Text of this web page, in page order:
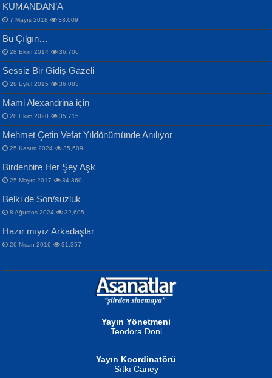
İPEK ACAR SERT
Gazze’nin Şecaati, Ümmetin İmtihanı...
MAHMUT GÜRBÜZ
İbrahim Olmak ve Bitirebilmek...
NURAN KÖSE BAYDAR
Selahattin Yıldız
İdrakimle Üşürken...
Songül Özel
Mahzen...
Ben Deniz Değilim ki...
ERDEM BAYAZIT
Sana, Bana, Vatanıma, Ülkemin
İnsanlarına Dair...
NAZIM HİKMET RAN
Bir Cezaevinde, Tecritteki Adamın
Mektupları...
KUMANDAN’A
7 Mayıs 2018 38,009
Bu Çılgın…
28 Ekim 2014 36,706
Sessiz Bir Gidiş Gazeli
28 Eylül 2015 36,083
Mami Alexandrina için
28 Ekim 2020 35,715
Mehmet Çetin Vefat Yıldönümünde Anılıyor
25 Kasım 2024 35,609
Birdenbire Her Şey Aşk
25 Mayıs 2017 34,360
Belki de Son/suzluk
8 Ağustos 2024 32,605
Hazır mıyız Arkadaşlar
26 Nisan 2016 31,357
Yayın Yönetmeni
Teodora Doni
Yayın Koordinatörü
Sıtkı Caney